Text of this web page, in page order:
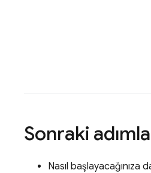
Sonraki
Nasıl başlayacağınıza